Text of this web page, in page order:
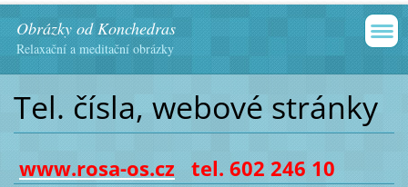
Obrázky od Konchedras
Relaxační a meditační obrázky
Tel. čísla, webové stránky
www.rosa-os.cztel. 602 246 10